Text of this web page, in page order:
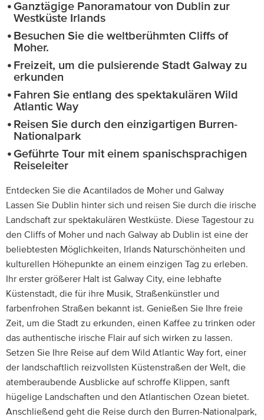
Ganztägige Panoramatour von Dublin zur
Westküste Irlands
Besuchen Sie die weltberühmten Cliffs of
Moher.
Freizeit, um die pulsierende Stadt Galway zu
erkunden
Fahren Sie entlang des spektakulären Wild
Atlantic Way
Reisen Sie durch den einzigartigen Burren-
Nationalpark
Geführte Tour mit einem spanischsprachigen
Reiseleiter
Entdecken Sie die Acantilados de Moher und Galway
Lassen Sie Dublin hinter sich und reisen Sie durch die irische
Landschaft zur spektakulären Westküste. Diese Tagestour zu
den Cliffs of Moher und nach Galway ab Dublin ist eine der
beliebtesten Möglichkeiten, Irlands Naturschönheiten und
kulturellen Höhepunkte an einem einzigen Tag zu erleben.
Ihr erster größerer Halt ist Galway City, eine lebhafte
Küstenstadt, die für ihre Musik, Straßenkünstler und
farbenfrohen Straßen bekannt ist. Genießen Sie Ihre freie
Zeit, um die Stadt zu erkunden, einen Kaffee zu trinken oder
das authentische irische Flair auf sich wirken zu lassen.
Setzen Sie Ihre Reise auf dem Wild Atlantic Way fort, einer
der landschaftlich reizvollsten Küstenstraßen der Welt, die
atemberaubende Ausblicke auf schroffe Klippen, sanft
hügelige Landschaften und den Atlantischen Ozean bietet.
Anschließend geht die Reise durch den Burren-Nationalpark,